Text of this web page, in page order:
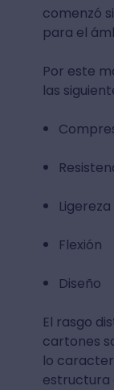
comenzó
para el
Por este
las
Ligereza
Flexión
Diseño
El rasgo
cartones
lo
estructura